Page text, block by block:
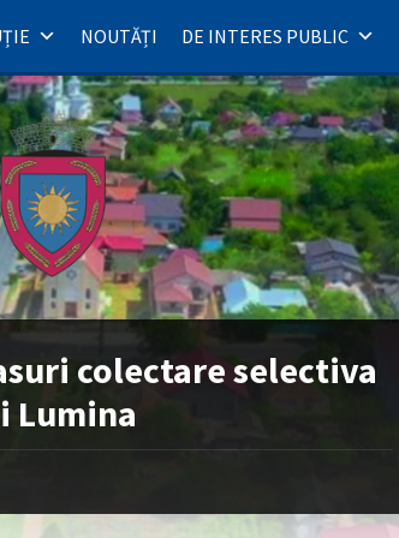
NOUTĂȚI DE INTERES PUBLIC
colectare selectiva
Lumina